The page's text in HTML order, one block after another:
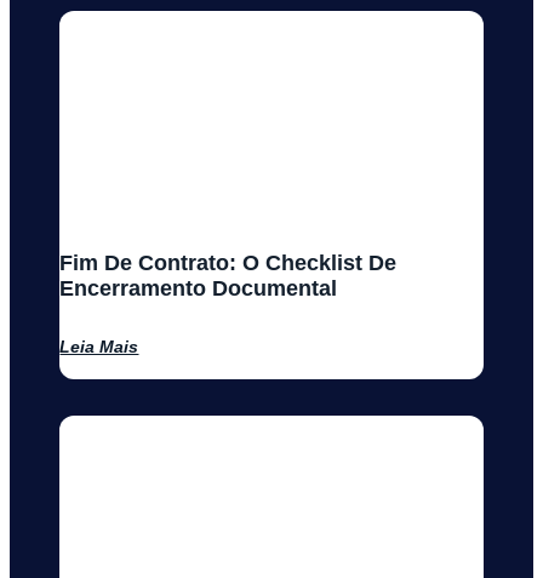
Fim De Contrato: O Checklist De
Encerramento Documental
Leia Mais